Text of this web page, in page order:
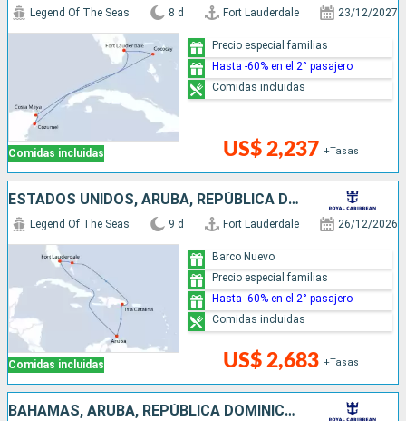
Comidas incluidas
Legend Of The Seas 8 d Fort Lauderdale 23/12/2027
US$ 2,237 +Tasas
Precio especial familias
Hasta -60% en el 2° pasajero
Comidas incluidas
ESTADOS UNIDOS, ARUBA, REPÚBLICA DOMINICANA, BAHAMAS
Comidas incluidas
Legend Of The Seas 9 d Fort Lauderdale 26/12/2026
US$ 2,683 +Tasas
Barco Nuevo
Precio especial familias
Hasta -60% en el 2° pasajero
Comidas incluidas
BAHAMAS, ARUBA, REPÚBLICA DOMINICANA, ESTADOS UNIDOS